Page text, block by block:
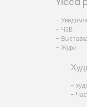
-
- ЧЗВ
-
- Жури
-
-